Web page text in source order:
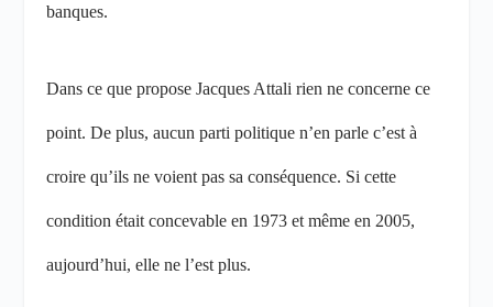
banques.
Dans ce que propose Jacques Attali rien ne concerne ce
point. De plus, aucun parti politique n’en parle c’est à
croire qu’ils ne voient pas sa conséquence. Si cette
condition était concevable en 1973 et même en 2005,
aujourd’hui, elle ne l’est plus.